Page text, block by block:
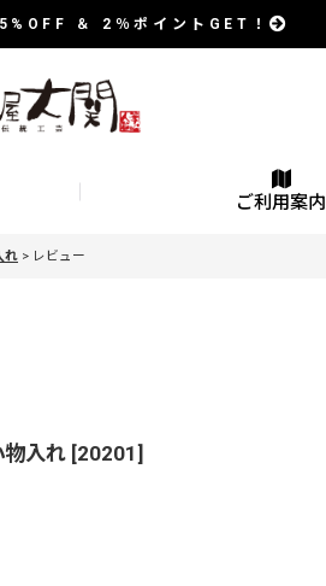
5%OFF ＆ 2％ポイントGET！
ご利用案内
れ > レビュー
物入れ [20201]